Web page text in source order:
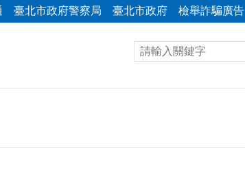
臺北市政府警察局 臺北市政府 檢舉詐騙廣告